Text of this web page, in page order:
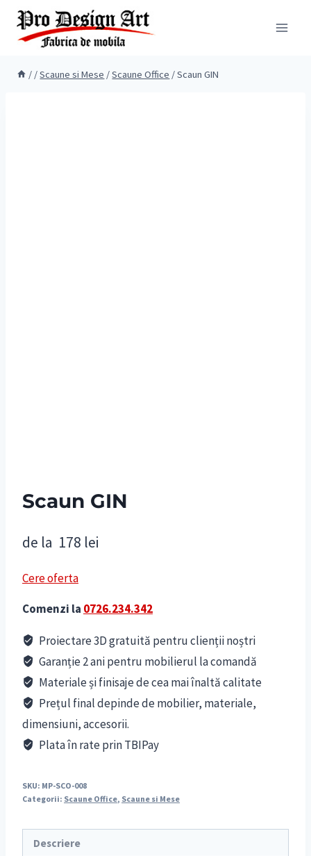
Skip
content
/ /Scaune si Mese /Scaune Office /Scaun GIN
Scaun GIN
de la 178 lei
Cere oferta
Comenzi la 0726.234.342
Proiectare 3D gratuită pentru clienții noștri
Garanție 2 ani pentru mobilierul la comandă
Materiale și finisaje de cea mai înaltă calitate
Prețul final depinde de mobilier, materiale,
dimensiuni, accesorii.
Plata în rate prin TBIPay
SKU: MP-SCO-008
Categorii: Scaune Office, Scaune si Mese
Descriere